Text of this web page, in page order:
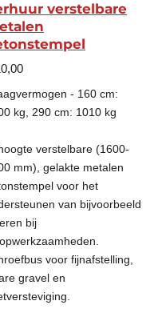
verstelbare
- 160 cm:
kg, 290 cm: 1010 kg
verstelbare (1600-
mm), gelakte metalen
voor het
van bijvoorbeeld
bij
voor fijnafstelling,
gravel en